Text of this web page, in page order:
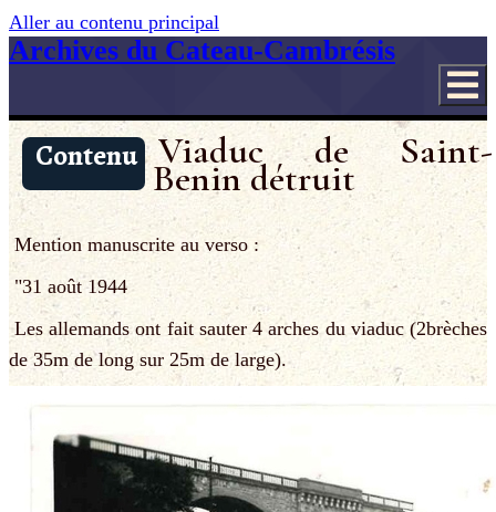
Aller au contenu principal
Archives du Cateau-Cambrésis
Contenu Viaduc de Saint-
Benin détruit
Mention manuscrite au verso :
"31 août 1944
Les allemands ont fait sauter 4 arches du viaduc (2brèches
de 35m de long sur 25m de large).